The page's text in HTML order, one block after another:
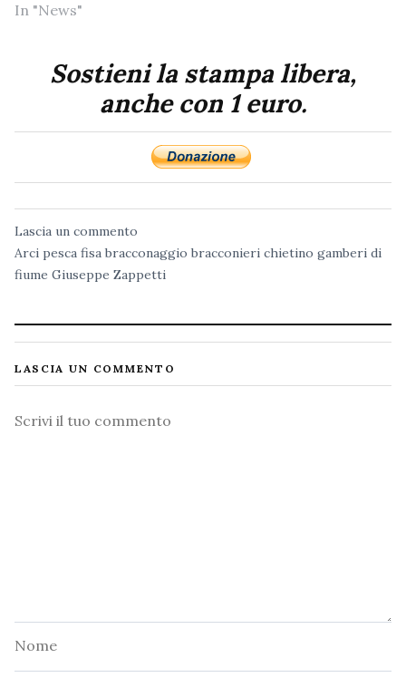
In "News"
Sostieni la stampa libera,
anche con 1 euro.
Lascia un commento
Arci pesca fisa bracconaggio bracconieri chietino gamberi di
fiume Giuseppe Zappetti
LASCIA UN COMMENTO
Commento